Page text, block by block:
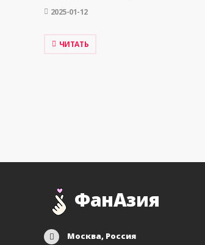
2025-01-12
ЧИТАТЬ
ФанАзия
Москва, Россия